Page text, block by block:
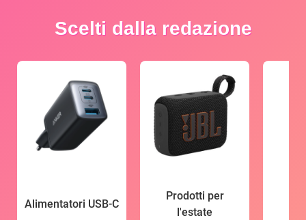
Scelti dalla redazione
Alimentatori USB-C
Prodotti per
l'estate